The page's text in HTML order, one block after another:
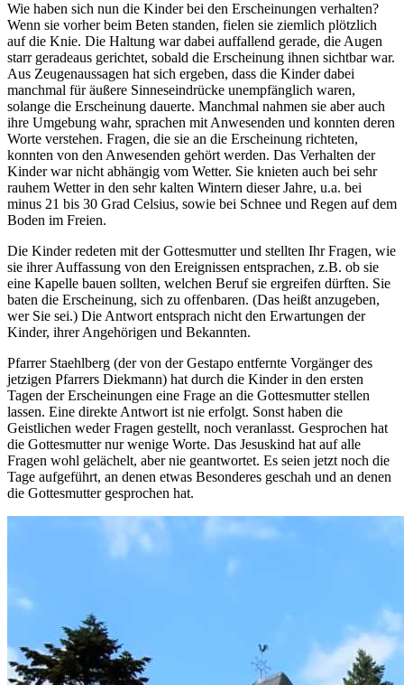
Wie haben sich nun die Kinder bei den Erscheinungen verhalten?
Wenn sie vorher beim Beten standen, fielen sie ziemlich plötzlich
auf die Knie. Die Haltung war dabei auffallend gerade, die Augen
starr geradeaus gerichtet, sobald die Erscheinung ihnen sichtbar war.
Aus Zeugenaussagen hat sich ergeben, dass die Kinder dabei
manchmal für äußere Sinneseindrücke unempfänglich waren,
solange die Erscheinung dauerte. Manchmal nahmen sie aber auch
ihre Umgebung wahr, sprachen mit Anwesenden und konnten deren
Worte verstehen. Fragen, die sie an die Erscheinung richteten,
konnten von den Anwesenden gehört werden. Das Verhalten der
Kinder war nicht abhängig vom Wetter. Sie knieten auch bei sehr
rauhem Wetter in den sehr kalten Wintern dieser Jahre, u.a. bei
minus 21 bis 30 Grad Celsius, sowie bei Schnee und Regen auf dem
Boden im Freien.
Die Kinder redeten mit der Gottesmutter und stellten Ihr Fragen, wie
sie ihrer Auffassung von den Ereignissen entsprachen, z.B. ob sie
eine Kapelle bauen sollten, welchen Beruf sie ergreifen dürften. Sie
baten die Erscheinung, sich zu offenbaren. (Das heißt anzugeben,
wer Sie sei.) Die Antwort entsprach nicht den Erwartungen der
Kinder, ihrer Angehörigen und Bekannten.
Pfarrer Staehlberg (der von der Gestapo entfernte Vorgänger des
jetzigen Pfarrers Diekmann) hat durch die Kinder in den ersten
Tagen der Erscheinungen eine Frage an die Gottesmutter stellen
lassen. Eine direkte Antwort ist nie erfolgt. Sonst haben die
Geistlichen weder Fragen gestellt, noch veranlasst. Gesprochen hat
die Gottesmutter nur wenige Worte. Das Jesuskind hat auf alle
Fragen wohl gelächelt, aber nie geantwortet. Es seien jetzt noch die
Tage aufgeführt, an denen etwas Besonderes geschah und an denen
die Gottesmutter gesprochen hat.